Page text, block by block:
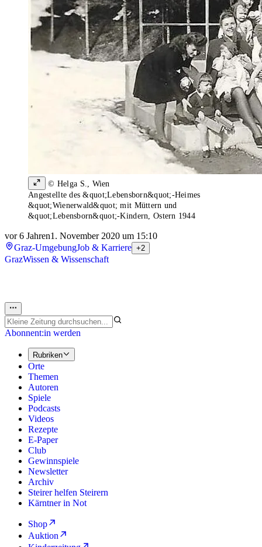
© Helga S., Wien
Angestellte des &quot;Lebensborn&quot;-Heimes
&quot;Wienerwald&quot; mit Müttern und
&quot;Lebensborn&quot;-Kindern, Ostern 1944
vor 6 Jahren1. November 2020 um 15:10
Graz-UmgebungJob & Karriere +2
GrazWissen & Wissenschaft
Abonnent:in werden
Rubriken
Orte
Themen
Autoren
Spiele
Podcasts
Videos
Rezepte
E-Paper
Club
Gewinnspiele
Newsletter
Archiv
Steirer helfen Steirern
Kärntner in Not
Shop
Auktion